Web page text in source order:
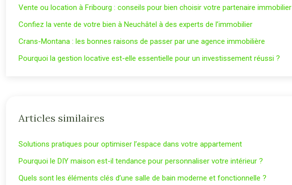
Vente ou location à Fribourg : conseils pour bien choisir votre partenaire immobilier
Confiez la vente de votre bien à Neuchâtel à des experts de l’immobilier
Crans-Montana : les bonnes raisons de passer par une agence immobilière
Pourquoi la gestion locative est-elle essentielle pour un investissement réussi ?
Articles similaires
Solutions pratiques pour optimiser l’espace dans votre appartement
Pourquoi le DIY maison est-il tendance pour personnaliser votre intérieur ?
Quels sont les éléments clés d’une salle de bain moderne et fonctionnelle ?